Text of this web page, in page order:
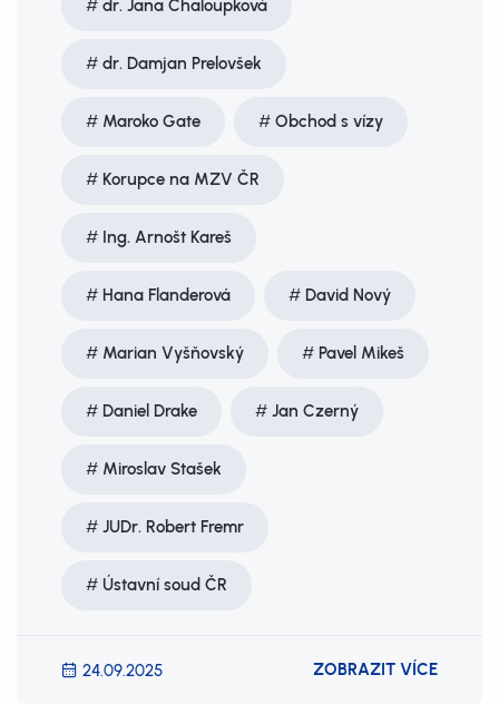
dr. Jana Chaloupková
dr. Damjan Prelovšek
Maroko Gate Obchod s vízy
Korupce na MZV ČR
Ing. Arnošt Kareš
Hana Flanderová David Nový
Marian Vyšňovský Pavel Mikeš
Daniel Drake Jan Czerný
Miroslav Stašek
JUDr. Robert Fremr
Ústavní soud ČR
24.09.2025 ZOBRAZIT VÍCE